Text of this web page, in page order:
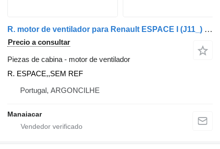
R. motor de ventilador para Renault ESPACE I (J11_) | 84 - 92 coche
Precio a consultar
Piezas de cabina - motor de ventilador
R. ESPACE,,SEM REF
Portugal, ARGONCILHE
Manaiacar